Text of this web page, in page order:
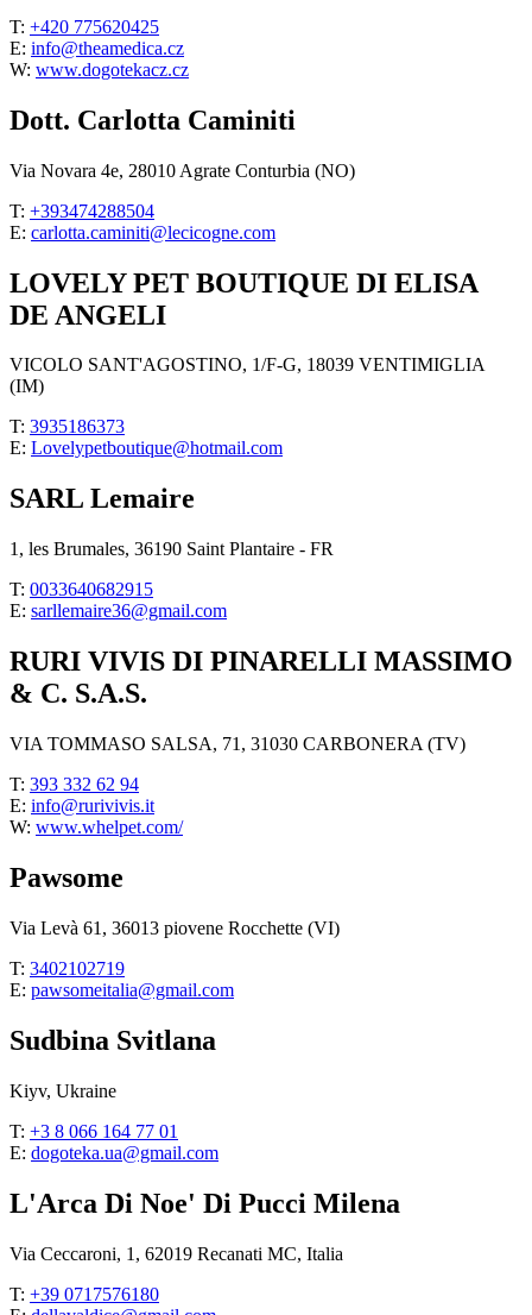
T: +420 775620425
E: info@theamedica.cz
W: www.dogotekacz.cz
Dott. Carlotta Caminiti
Via Novara 4e, 28010 Agrate Conturbia (NO)
T: +393474288504
E: carlotta.caminiti@lecicogne.com
LOVELY PET BOUTIQUE DI ELISA
DE ANGELI
VICOLO SANT'AGOSTINO, 1/F-G, 18039 VENTIMIGLIA
(IM)
T: 3935186373
E: Lovelypetboutique@hotmail.com
SARL Lemaire
1, les Brumales, 36190 Saint Plantaire - FR
T: 0033640682915
E: sarllemaire36@gmail.com
RURI VIVIS DI PINARELLI MASSIMO
& C. S.A.S.
VIA TOMMASO SALSA, 71, 31030 CARBONERA (TV)
T: 393 332 62 94
E: info@rurivivis.it
W: www.whelpet.com/
Pawsome
Via Levà 61, 36013 piovene Rocchette (VI)
T: 3402102719
E: pawsomeitalia@gmail.com
Sudbina Svitlana
Kiyv, Ukraine
T: +3 8 066 164 77 01
E: dogoteka.ua@gmail.com
L'Arca Di Noe' Di Pucci Milena
Via Ceccaroni, 1, 62019 Recanati MC, Italia
T: +39 0717576180